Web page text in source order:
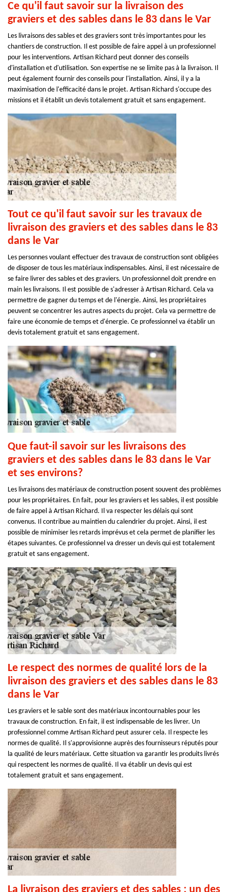
Ce qu'il faut savoir sur la livraison des
graviers et des sables dans le 83 dans le Var
Les livraisons des sables et des graviers sont très importantes pour les
chantiers de construction. Il est possible de faire appel à un professionnel
pour les interventions. Artisan Richard peut donner des conseils
d'installation et d'utilisation. Son expertise ne se limite pas à la livraison. Il
peut également fournir des conseils pour l'installation. Ainsi, il y a la
maximisation de l'efficacité dans le projet. Artisan Richard s'occupe des
missions et il établit un devis totalement gratuit et sans engagement.
Tout ce qu'il faut savoir sur les travaux de
livraison des graviers et des sables dans le 83
dans le Var
Les personnes voulant effectuer des travaux de construction sont obligées
de disposer de tous les matériaux indispensables. Ainsi, il est nécessaire de
se faire livrer des sables et des graviers. Un professionnel doit prendre en
main les livraisons. Il est possible de s'adresser à Artisan Richard. Cela va
permettre de gagner du temps et de l'énergie. Ainsi, les propriétaires
peuvent se concentrer les autres aspects du projet. Cela va permettre de
faire une économie de temps et d'énergie. Ce professionnel va établir un
devis totalement gratuit et sans engagement.
Que faut-il savoir sur les livraisons des
graviers et des sables dans le 83 dans le Var
et ses environs?
Les livraisons des matériaux de construction posent souvent des problèmes
pour les propriétaires. En fait, pour les graviers et les sables, il est possible
de faire appel à Artisan Richard. Il va respecter les délais qui sont
convenus. Il contribue au maintien du calendrier du projet. Ainsi, il est
possible de minimiser les retards imprévus et cela permet de planifier les
étapes suivantes. Ce professionnel va dresser un devis qui est totalement
gratuit et sans engagement.
Le respect des normes de qualité lors de la
livraison des graviers et des sables dans le 83
dans le Var
Les graviers et le sable sont des matériaux incontournables pour les
travaux de construction. En fait, il est indispensable de les livrer. Un
professionnel comme Artisan Richard peut assurer cela. Il respecte les
normes de qualité. Il s'approvisionne auprès des fournisseurs réputés pour
la qualité de leurs matériaux. Cette situation va garantir les produits livrés
qui respectent les normes de qualité. Il va établir un devis qui est
totalement gratuit et sans engagement.